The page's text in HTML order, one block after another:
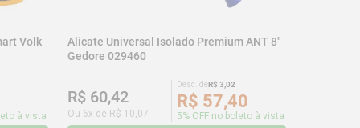
Volk
à vista
Alicate Universal Isolado Premium ANT 8"
Gedore 029460
R$ 60,42
Ou 6x de R$ 10 07
Desc. deR$ 3 02
R$ 57,40
5% OFF no boleto à vista